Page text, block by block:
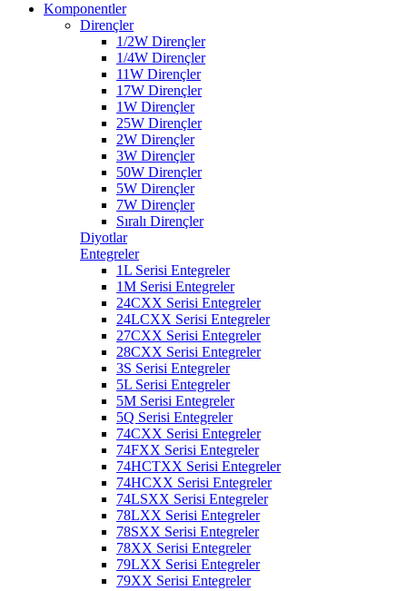
Komponentler
Dirençler
1/2W Dirençler
1/4W Dirençler
11W Dirençler
17W Dirençler
1W Dirençler
25W Dirençler
2W Dirençler
3W Dirençler
50W Dirençler
5W Dirençler
7W Dirençler
Sıralı Dirençler
Diyotlar
Entegreler
1L Serisi Entegreler
1M Serisi Entegreler
24CXX Serisi Entegreler
24LCXX Serisi Entegreler
27CXX Serisi Entegreler
28CXX Serisi Entegreler
3S Serisi Entegreler
5L Serisi Entegreler
5M Serisi Entegreler
5Q Serisi Entegreler
74CXX Serisi Entegreler
74FXX Serisi Entegreler
74HCTXX Serisi Entegreler
74HCXX Serisi Entegreler
74LSXX Serisi Entegreler
78LXX Serisi Entegreler
78SXX Serisi Entegreler
78XX Serisi Entegreler
79LXX Serisi Entegreler
79XX Serisi Entegreler